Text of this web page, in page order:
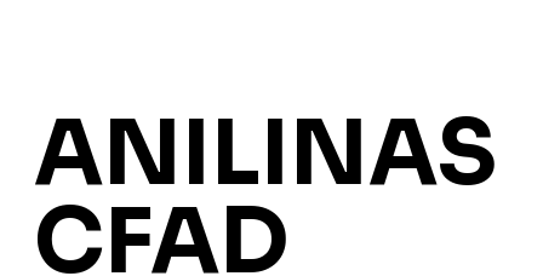
ANILINAS
CFAD